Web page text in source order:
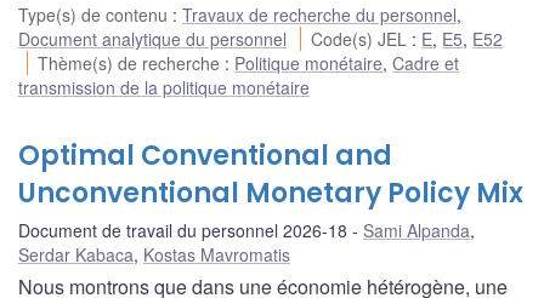
Type(s) de contenu : Travaux de recherche du personnel,
Document analytique du personnel
Code(s) JEL : E, E5, E52
Thème(s) de recherche : Politique monétaire,Cadre et
transmission de la politique monétaire
Optimal Conventional and
Unconventional Monetary Policy Mix
Document de travail du personnel 2026-18 Sami Alpanda,
Serdar Kabaca, Kostas Mavromatis
Nous montrons que dans une économie hétérogène, une